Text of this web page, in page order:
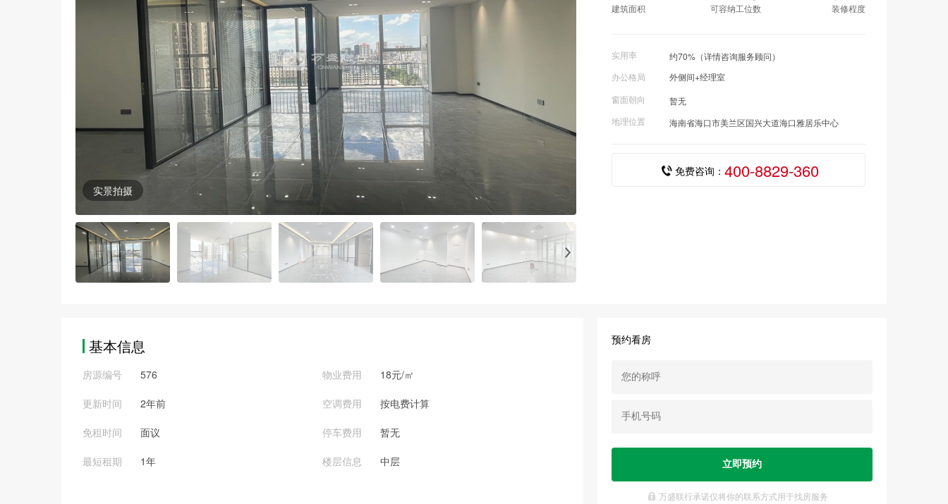
实景拍摄
建筑面积 可容纳工位数 装修程度
实用率
约70%（详情咨询服务顾问）
办公格局
外侧间+经理室
窗面朝向
暂无
地理位置
海南省海口市美兰区国兴大道海口雅居乐中心
免费咨询： 400-8829-360
基本信息
房源编号 576 物业费用 18元/㎡
更新时间 2年前 空调费用 按电费计算
免租时间 面议 停车费用 暂无
最短租期 1年 楼层信息 中层
预约看房
万盛联行承诺仅将你的联系方式用于找房服务